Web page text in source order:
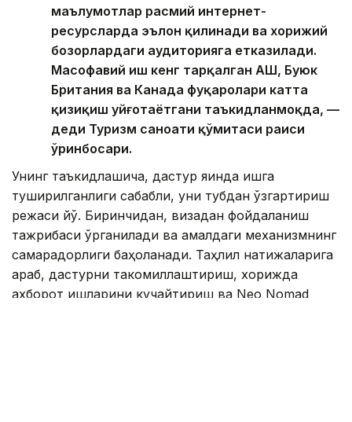
маълумотлар расмий интернет-
ресурсларда эълон қилинади ва хорижий
бозорлардаги аудиторияга етказилади.
Масофавий иш кенг тарқалган АҚШ, Буюк
Британия ва Канада фуқаролари катта
қизиқиш уйғотаётгани таъкидланмоқда, —
деди Туризм саноати қўмитаси раиси
ўринбосари.
Унинг таъкидлашича, дастур яқинда ишга
туширилганлиги сабабли, уни тубдан ўзгартириш
режаси йўқ. Биринчидан, визадан фойдаланиш
тажрибаси ўрганилади ва амалдаги механизмнинг
самарадорлиги баҳоланади. Таҳлил натижаларига
қараб, дастурни такомиллаштириш, хорижда
ахборот ишларини кучайтириш ва Neo Nomad